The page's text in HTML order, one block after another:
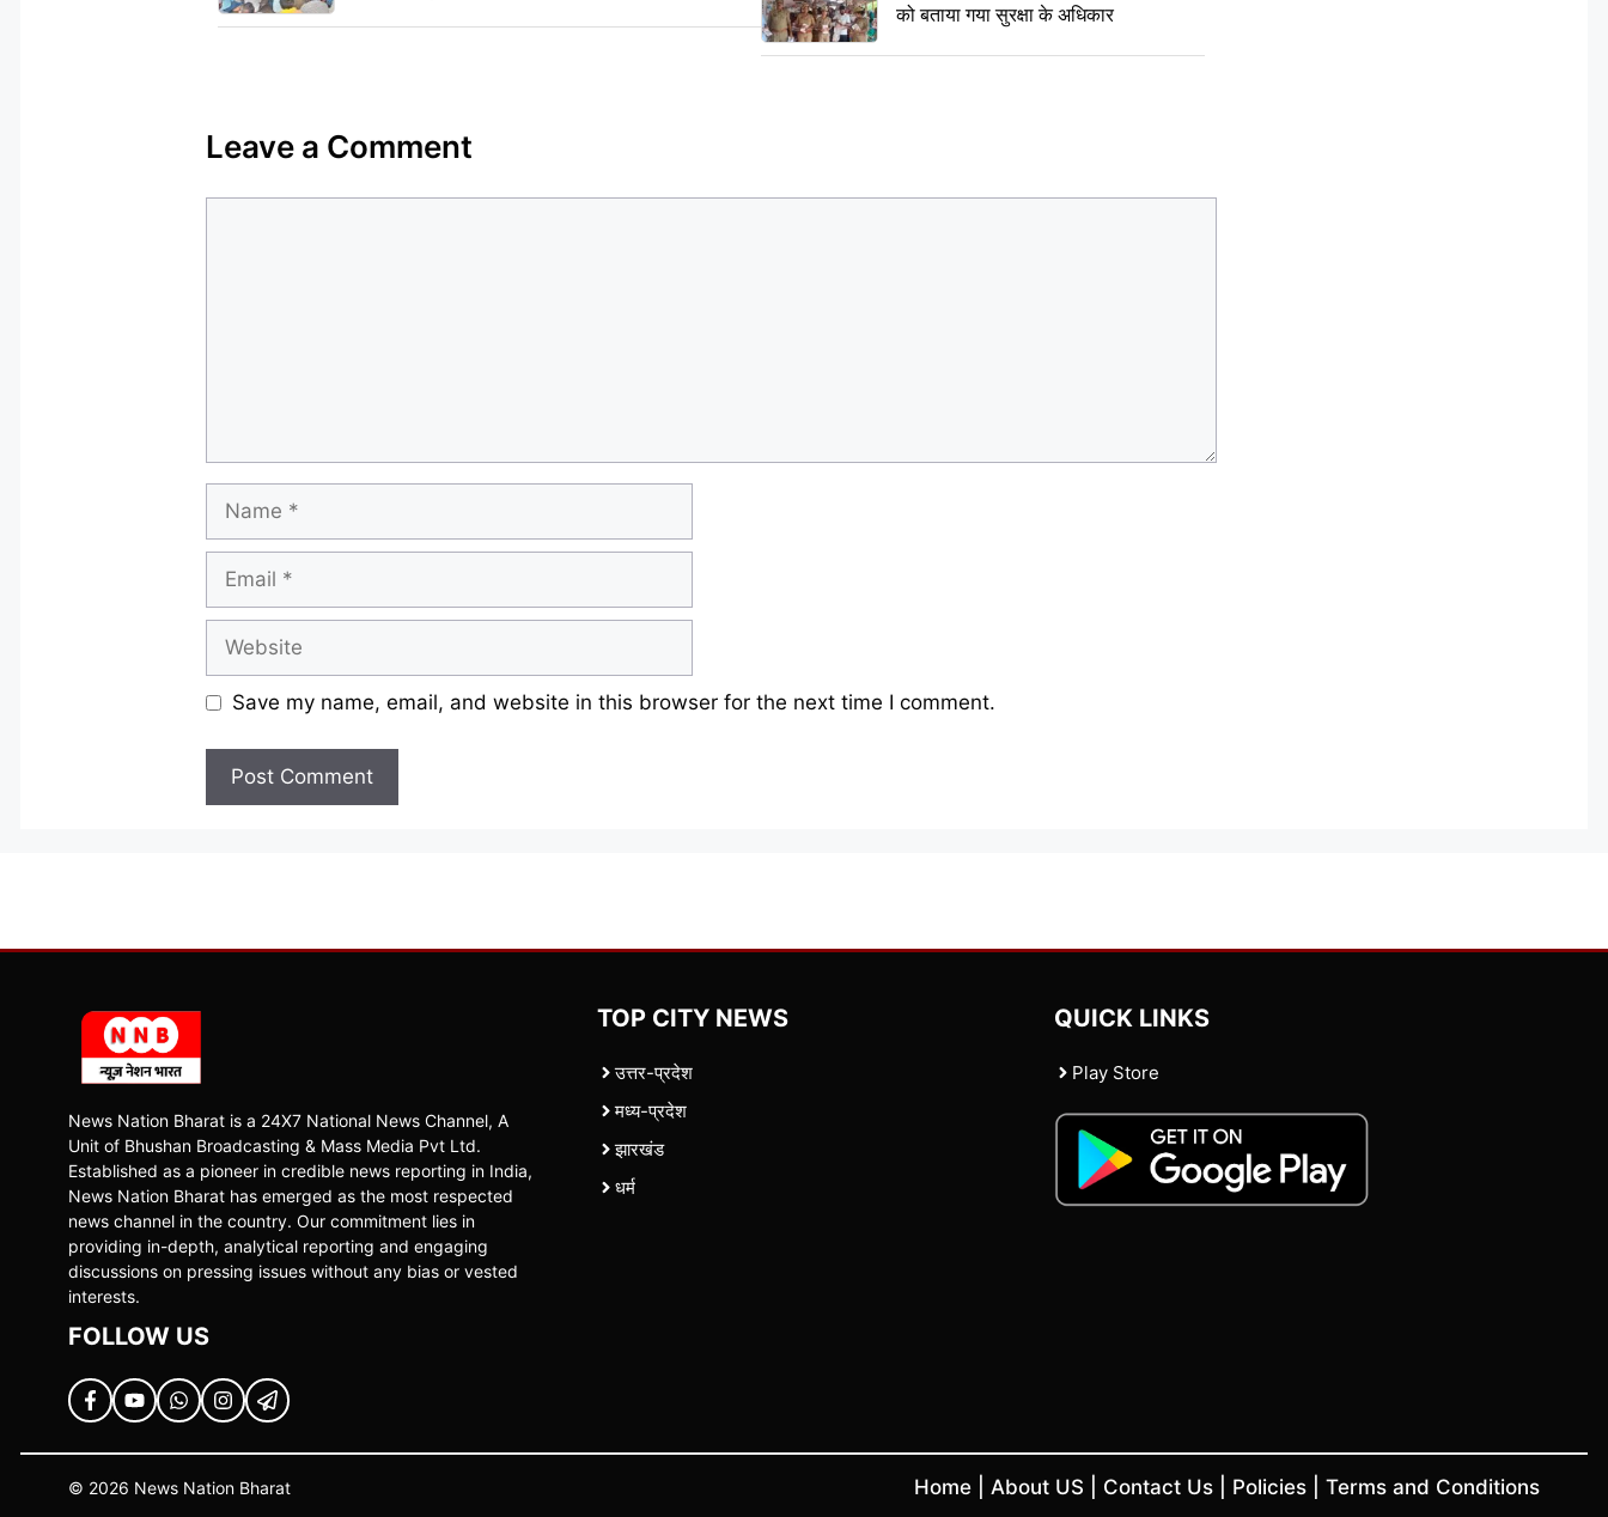
को बताया गया सुरक्षा के अधिकार
Leave a Comment
Name
Email
Website
Save my name, email, and website in this browser for the next time I comment.
News Nation Bharat is a 24X7 National News Channel, A
Unit of Bhushan Broadcasting & Mass Media Pvt Ltd.
Established as a pioneer in credible news reporting in India,
News Nation Bharat has emerged as the most respected
news channel in the country. Our commitment lies in
providing in-depth, analytical reporting and engaging
discussions on pressing issues without any bias or vested
interests.
FOLLOW US
TOP CITY NEWS
उत्तर-प्रदेश
मध्य-प्रदेश
झारखंड
धर्म
QUICK LINKS
Play Store
© 2026 News Nation Bharat Home About US Contact Us Policies Terms and Conditions